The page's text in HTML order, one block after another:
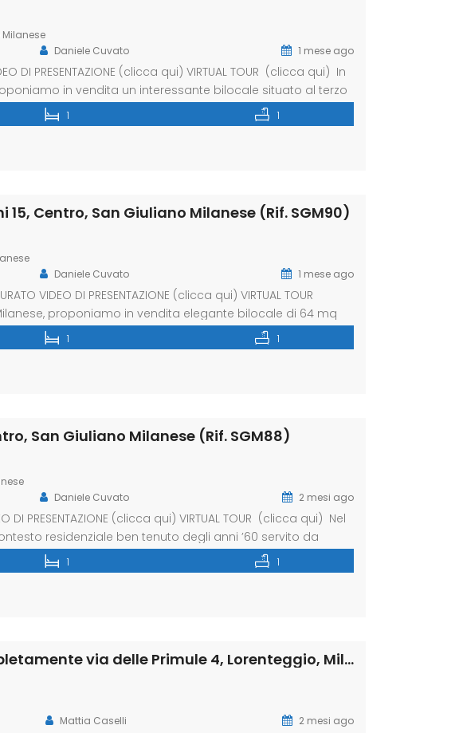
Daniele Cuvato 1 mese ago
DI PRESENTAZIONE (clicca qui) VIRTUAL TOUR (clicca qui) In
in vendita un interessante bilocale situato al terzo
in una posizione particolarmente strategica e comoda
mezzi pubblici e tutti i principali servizi […]
1 1
Centro, San Giuliano Milanese (Rif. SGM90)
Daniele Cuvato 1 mese ago
VIDEO DI PRESENTAZIONE (clicca qui) VIRTUAL TOUR
proponiamo in vendita elegante bilocale di 64 mq
residenziale degli anni ’60, ben mantenuto nelle parti
comoda per raggiungere tutti […]
1 1
San Giuliano Milanese (Rif. SGM88)
Daniele Cuvato 2 mesi ago
DI PRESENTAZIONE (clicca qui) VIRTUAL TOUR (clicca qui) Nel
residenziale ben tenuto degli anni ’60 servito da
caratterizzato da ambienti ariosi e una distribuzione
la soglia si viene accolti da un […]
1 1
Bilocale recentemente e completamente via delle Primule 4, Lorenteggio, Milano (Rif. IFM214)
Mattia Caselli 2 mesi ago